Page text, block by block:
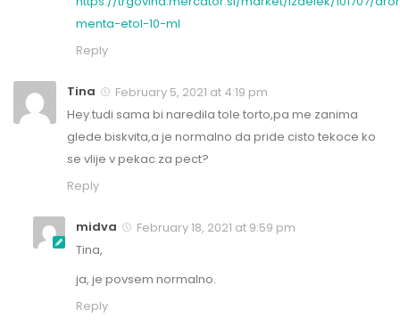
menta-etol-10-ml
Reply
Tina
February 5, 2021 at 4:19 pm
Hey.tudi sama bi naredila tole torto,pa me zanima
glede biskvita,a je normalno da pride cisto tekoce ko
se vlije v pekac za pect?
Reply
midva
February 18, 2021 at 9:59 pm
Tina,
ja, je povsem normalno.
Reply